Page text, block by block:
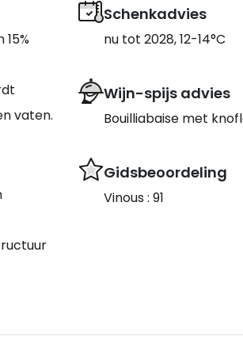
vaten.
Schenkadvies
nu tot 2028, 12-14°C
Wijn-spijs advies
Bouilliabaise met
Gidsbeoordeling
Vinous : 91